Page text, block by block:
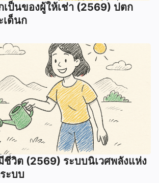
เป็นของผู้ให้เช่า (2569) ปตก
เด็นก
ชีวิต (2569) ระบบนิเวศพลังแห่ง
ะบบ